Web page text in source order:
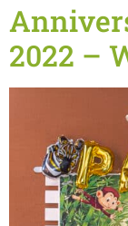
2022 –